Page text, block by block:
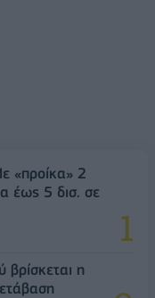
«προίκα» 2
έως 5 δισ. σε
βρίσκεται η